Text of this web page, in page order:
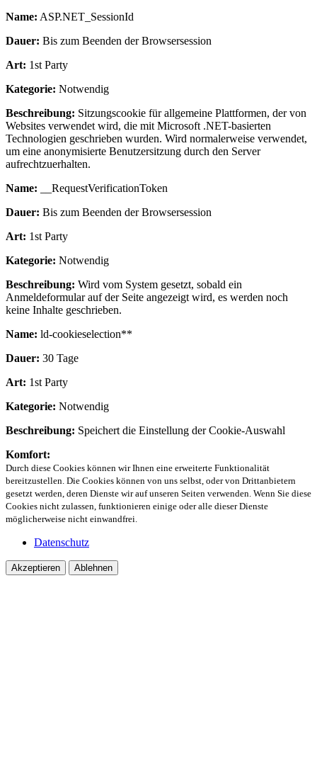
Name: ASP.NET_SessionId
Dauer: Bis zum Beenden der Browsersession
Art: 1st Party
Kategorie: Notwendig
Beschreibung: Sitzungscookie für allgemeine Plattformen, der von
Websites verwendet wird, die mit Microsoft .NET-basierten
Technologien geschrieben wurden. Wird normalerweise verwendet,
um eine anonymisierte Benutzersitzung durch den Server
aufrechtzuerhalten.
Name: __RequestVerificationToken
Dauer: Bis zum Beenden der Browsersession
Art: 1st Party
Kategorie: Notwendig
Beschreibung: Wird vom System gesetzt, sobald ein
Anmeldeformular auf der Seite angezeigt wird, es werden noch
keine Inhalte geschrieben.
Name: ld-cookieselection**
Dauer: 30 Tage
Art: 1st Party
Kategorie: Notwendig
Beschreibung: Speichert die Einstellung der Cookie-Auswahl
Komfort:
Durch diese Cookies können wir Ihnen eine erweiterte Funktionalität
bereitzustellen. Die Cookies können von uns selbst, oder von Drittanbietern
gesetzt werden, deren Dienste wir auf unseren Seiten verwenden. Wenn Sie diese
Cookies nicht zulassen, funktionieren einige oder alle dieser Dienste
möglicherweise nicht einwandfrei.
Datenschutz
Akzeptieren Ablehnen